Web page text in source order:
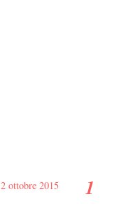
2 ottobre 2015